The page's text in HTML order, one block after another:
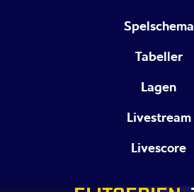
Spelschema
Tabeller
Lagen
Livestream
Livescore